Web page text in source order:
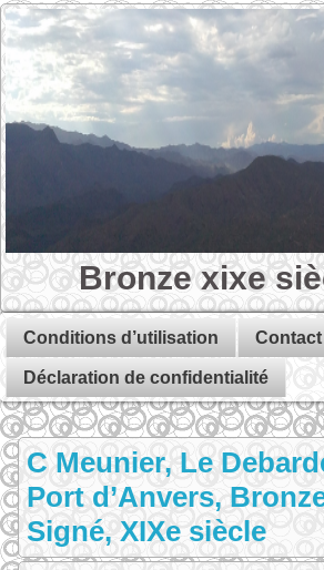
Bronze xixe
Conditions d’utilisation Contact
Déclaration de confidentialité
C Meunier, Le
Port d’Anvers,
Signé, XIXe siècle